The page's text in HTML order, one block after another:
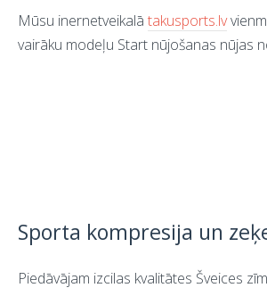
Mūsu inernetveikalā takusports.lv
vairāku modeļu Start nūjošanas nūjas
Sporta kompresija un
Piedāvājam izcilas kvalitātes Šveices